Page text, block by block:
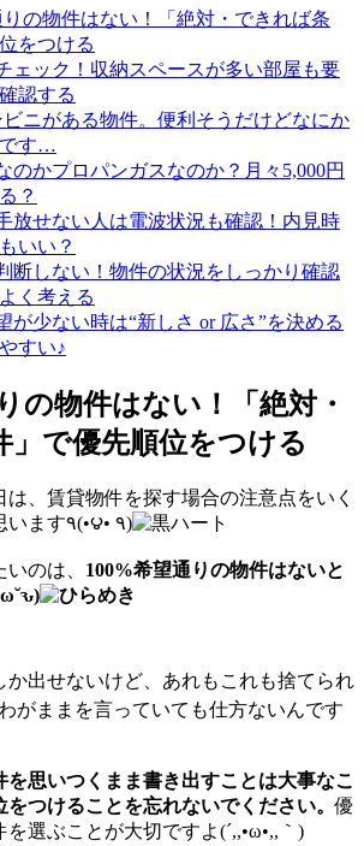
りの物件はない！「絶対・できれば条
をつける
ェック！収納スペースが多い部屋も要
認する
ニがある物件。便利そうだけどなにか
です…
かプロパンガスなのか？月々5,000円
？
放せない人は電波状況も確認！内見時
いい？
断しない！物件の状況をしっかり確認
く考える
が少ない時は“新しさ or 広さ”を決める
すい♪
の物件はない！「絶対・
」で優先順位をつける
、賃貸物件を探す場合の注意点をいく
つかお話しようと思います٩(•౪• ٩)
のは、 100%希望通りの物件はないと
か出せないけど、あれもこれも捨てられ
を思いつくまま書き出すことは大事なこ
をつけることを忘れないでください。優
選ぶことが大切ですよ(´,,•ω•,,｀)